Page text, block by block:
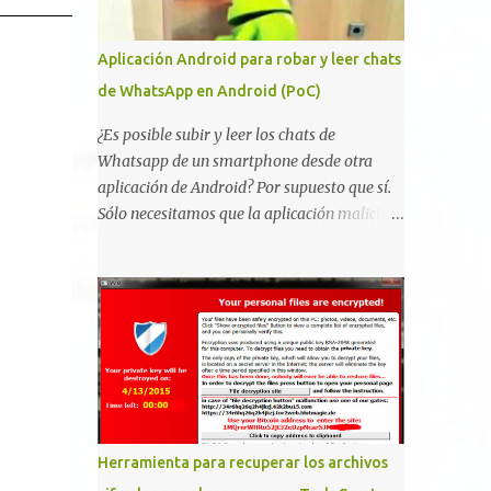
vulnerabilidad bautizada como Certighost
(CVE-2026-54121) , una elevación de
privilegios que afecta a Microsoft Active
Directory Certificate Services y que, según
Microsoft, permite que un usuario
autenticado eleve privilegios a través de la
red debido a un problema de autorización.
La vulnerabilidad ha recibido una
Certighost no es únicamente la
vulnerabilidad, sino el objetivo final.
Mientras muchos ataques contra AD CS
buscan obtener un certificado válido para ...
Aplicación Android para robar y leer chats
de WhatsApp en Android (PoC)
¿Es posible subir y leer los chats de
Whatsapp de un smartphone desde otra
aplicación de Android? Por supuesto que sí.
Sólo necesitamos que la aplicación maliciosa
(android.permission.READ_EXTERNAL_STO
RAGE). Hace unos meses se publicó en
algunos foros una guía paso a paso para
montar nuestro propio Whatsapp Stealer y
ahora Bas Bosschert ha publicado una PoC
con unas pocas modificaciones. Para
empezar con la prueba de concepto ( y ojo
que digo PoC que nos conocemos ;) )
Herramienta para recuperar los archivos